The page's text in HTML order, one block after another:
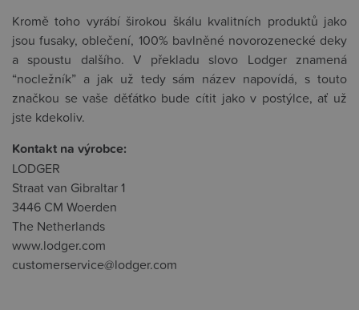
Kromě toho vyrábí širokou škálu kvalitních produktů jako
jsou fusaky, oblečení, 100% bavlněné novorozenecké deky
a spoustu dalšího. V překladu slovo Lodger znamená
“nocležník” a jak už tedy sám název napovídá, s touto
značkou se vaše děťátko bude cítit jako v postýlce, ať už
jste kdekoliv.
Kontakt na výrobce:
LODGER
Straat van Gibraltar 1
3446 CM Woerden
The Netherlands
www.lodger.com
customerservice@lodger.com